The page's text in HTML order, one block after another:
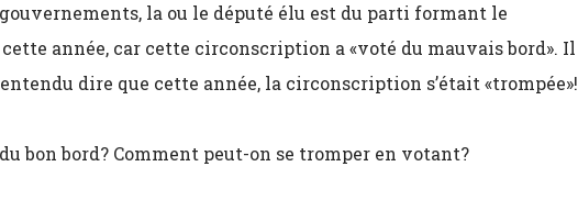
la ou le député élu est du parti formant le
année, car cette circonscription a «voté du mauvais bord». Il
dire que cette année, la circonscription s’était «trompée»!
bon bord? Comment peut-on se tromper en votant?